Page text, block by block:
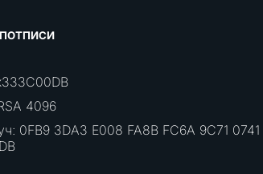
4096
0FB9 3DA3 E008 FA8B FC6A 9C71 0741